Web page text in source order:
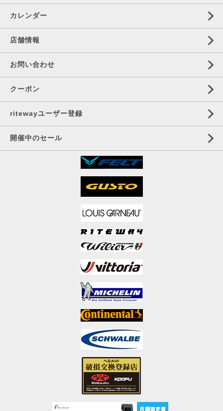
カレンダー
店舗情報
お問い合わせ
クーポン
ritewayユーザー登録
開催中のセール